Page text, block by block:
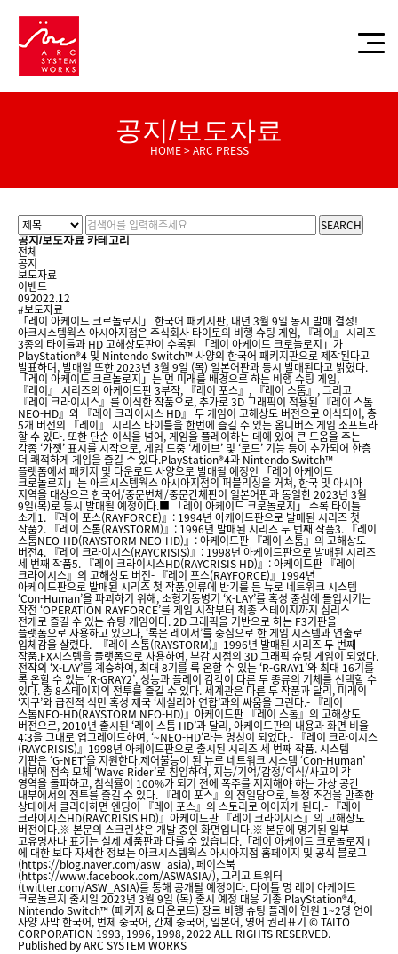
공지/보도자료
HOME > ARC PRESS
SEARCH
공지/보도자료 카테고리
전체
공지
보도자료
이벤트
092022.12
#보도자료
「레이 아케이드 크로놀로지」 한국어 패키지판, 내년 3월 9일 동시 발매 결정!
아크시스템웍스 아시아지점은 주식회사 타이토의 비행 슈팅 게임, 『레이』 시리즈
3종의 타이틀과 HD 고해상도판이 수록된 「레이 아케이드 크로놀로지」가
PlayStation®4 및 Nintendo Switch™ 사양의 한국어 패키지판으로 제작된다고
발표하며, 발매일 또한 2023년 3월 9일 (목) 일본어판과 동시 발매된다고 밝혔다.
「레이 아케이드 크로놀로지」는 먼 미래를 배경으로 하는 비행 슈팅 게임,
『레이』 시리즈의 아케이드판 3부작, 『레이 포스』, 『레이 스톰』, 그리고
『레이 크라이시스』를 이식한 작품으로, 추가로 3D 그래픽이 적용된 『레이 스톰
NEO-HD』와 『레이 크라이시스 HD』 두 게임이 고해상도 버전으로 이식되어, 총
5개 버전의 『레이』 시리즈 타이틀을 한번에 즐길 수 있는 옴니버스 게임 소프트라
할 수 있다. 또한 단순 이식을 넘어, 게임을 플레이하는 데에 있어 큰 도움을 주는
각종 ‘가젯’ 표시를 시작으로, 게임 도중 ‘세이브’ 및 ‘로드’ 기능 등이 추가되어 한층
더 쾌적하게 게임을 즐길 수 있다.PlayStation®4과 Nintendo Switch™
플랫폼에서 패키지 및 다운로드 사양으로 발매될 예정인 「레이 아케이드
크로놀로지」는 아크시스템웍스 아시아지점의 퍼블리싱을 거쳐, 한국 및 아시아
지역을 대상으로 한국어/중문번체/중문간체판이 일본어판과 동일한 2023년 3월
9일(목)로 동시 발매될 예정이다.■ 「레이 아케이드 크로놀로지」 수록 타이틀
소개1. 『레이 포스(RAYFORCE)』: 1994년 아케이드판으로 발매된 시리즈 첫
작품2. 『레이 스톰(RAYSTORM)』: 1996년 발매된 시리즈 두 번째 작품3. 『레이
스톰NEO-HD(RAYSTORM NEO-HD)』: 아케이드판 『레이 스톰』의 고해상도
버전4. 『레이 크라이시스(RAYCRISIS)』: 1998년 아케이드판으로 발매된 시리즈
세 번째 작품5. 『레이 크라이시스HD(RAYCRISIS HD)』: 아케이드판 『레이
크라이시스』의 고해상도 버전- 『레이 포스(RAYFORCE)』1994년
아케이드판으로 발매된 시리즈 첫 작품.인류에 반기를 든 뉴로 네트워크 시스템
‘Con-Human’을 파괴하기 위해, 소형기동병기 ‘X-LAY’를 혹성 중심에 돌입시키는
작전 ‘OPERATION RAYFORCE’를 게임 시작부터 최종 스테이지까지 심리스
전개로 즐길 수 있는 슈팅 게임이다. 2D 그래픽을 기반으로 하는 F3기판을
플랫폼으로 사용하고 있으나, ‘록온 레이저’를 중심으로 한 게임 시스템과 연출로
입체감을 살렸다.- 『레이 스톰(RAYSTORM)』1996년 발매된 시리즈 두 번째
작품.FX시스템을 플랫폼으로 사용하여, 부감 시점의 3D 그래픽 슈팅 게임이 되었다.
전작의 ‘X-LAY’를 계승하여, 최대 8기를 록 온할 수 있는 ‘R-GRAY1’와 최대 16기를
록 온할 수 있는 ‘R-GRAY2’, 성능과 플레이 감각이 다른 두 종류의 기체를 선택할 수
있다. 총 8스테이지의 전투를 즐길 수 있다. 세계관은 다른 두 작품과 달리, 미래의
‘지구’와 급진적 식민 혹성 제국 ‘세실리아 연합’과의 싸움을 그린다.- 『레이
스톰NEO-HD(RAYSTORM NEO-HD)』아케이드판 『레이 스톰』의 고해상도
버전으로, 2010년 출시된 ‘레이 스톰 HD’과 달리, 아케이드판의 내용과 화면 비율
4:3을 그대로 업그레이드하여, ‘~NEO-HD’라는 명칭이 되었다.- 『레이 크라이시스
(RAYCRISIS)』1998년 아케이드판으로 출시된 시리즈 세 번째 작품. 시스템
기판은 ‘G-NET’을 지원한다.제어불능이 된 뉴로 네트워크 시스템 ‘Con-Human’
내부에 접속 모체 ‘Wave Rider’로 침입하여, 지능/기억/감정/의식/사고의 각
영역을 돌파하고, 침식률이 100%가 되기 전에 폭주를 저지해야 하는 가상 공간
내부에서의 전투를 즐길 수 있다. 『레이 포스』의 전일담으로, 특정 조건을 만족한
상태에서 클리어하면 엔딩이 『레이 포스』의 스토리로 이어지게 된다.- 『레이
크라이시스HD(RAYCRISIS HD)』아케이드판 『레이 크라이시스』의 고해상도
버전이다.※ 본문의 스크린샷은 개발 중인 화면입니다.※ 본문에 명기된 일부
고유명사나 표기는 실제 제품판과 다를 수 있습니다.「레이 아케이드 크로놀로지」
에 대한 보다 자세한 정보는 아크시스템웍스 아시아지점 홈페이지 및 공식 블로그
(https://blog.naver.com/asw_asia), 페이스북
(https://www.facebook.com/ASWASIA/), 그리고 트위터
(twitter.com/ASW_ASIA)를 통해 공개될 예정이다. 타이틀 명 레이 아케이드
크로놀로지 출시일 2023년 3월 9일 (목) 출시 예정 대응 기종 PlayStation®4,
Nintendo Switch™ (패키지 & 다운로드) 장르 비행 슈팅 플레이 인원 1~2명 언어
사양 자막 한국어, 번체 중국어, 간체 중국어, 일본어, 영어 권리표기 © TAITO
CORPORATION 1993, 1996, 1998, 2022 ALL RIGHTS RESERVED.
Published by ARC SYSTEM WORKS